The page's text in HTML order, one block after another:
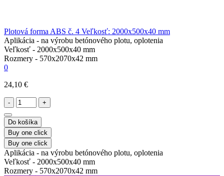
Plotová forma ABS č. 4 Veľkosť: 2000x500x40 mm
Aplikácia - na výrobu betónového plotu, oplotenia
Veľkosť - 2000х500х40 mm
Rozmery - 570х2070х42 mm
0
24,10 €
- +
Do košíka
Buy one click
Buy one click
Aplikácia - na výrobu betónového plotu, oplotenia
Veľkosť - 2000х500х40 mm
Rozmery - 570х2070х42 mm